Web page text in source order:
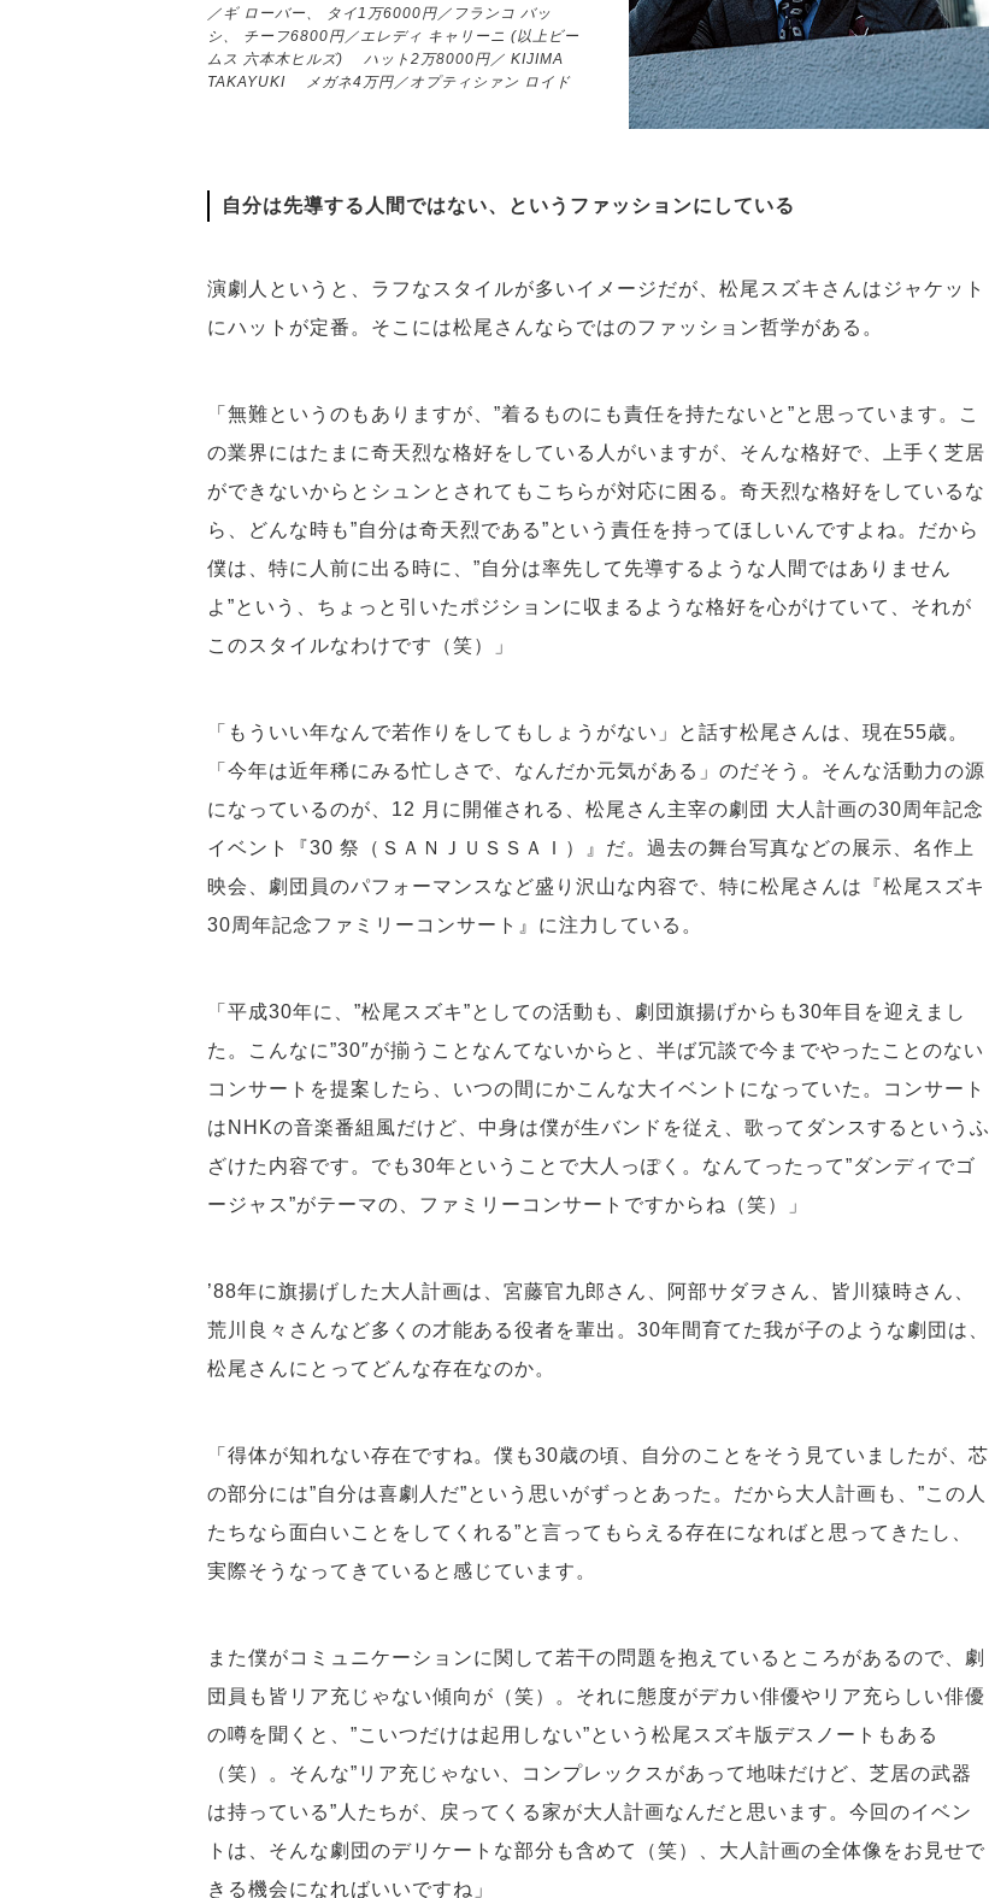
／ギ ローバー、 タイ1万6000円／フランコ バッ
シ、 チーフ6800円／エレディ キャリーニ (以上ビー
ムス 六本木ヒルズ) ハット2万8000円／ KIJIMA
TAKAYUKI メガネ4万円／オプティシァン ロイド
自分は先導する人間ではない、というファッションにしている
演劇人というと、ラフなスタイルが多いイメージだが、松尾スズキさんはジャケット
にハットが定番。そこには松尾さんならではのファッション哲学がある。
「無難というのもありますが、”着るものにも責任を持たないと”と思っています。こ
の業界にはたまに奇天烈な格好をしている人がいますが、そんな格好で、上手く芝居
ができないからとシュンとされてもこちらが対応に困る。奇天烈な格好をしているな
ら、どんな時も”自分は奇天烈である”という責任を持ってほしいんですよね。だから
僕は、特に人前に出る時に、”自分は率先して先導するような人間ではありません
よ”という、ちょっと引いたポジションに収まるような格好を心がけていて、それが
このスタイルなわけです（笑）」
「もういい年なんで若作りをしてもしょうがない」と話す松尾さんは、現在55歳。
「今年は近年稀にみる忙しさで、なんだか元気がある」のだそう。そんな活動力の源
になっているのが、12 月に開催される、松尾さん主宰の劇団 大人計画の30周年記念
イベント『30 祭（ＳＡＮＪＵＳＳＡＩ）』だ。過去の舞台写真などの展示、名作上
映会、劇団員のパフォーマンスなど盛り沢山な内容で、特に松尾さんは『松尾スズキ
30周年記念ファミリーコンサート』に注力している。
「平成30年に、”松尾スズキ”としての活動も、劇団旗揚げからも30年目を迎えまし
た。こんなに”30″が揃うことなんてないからと、半ば冗談で今までやったことのない
コンサートを提案したら、いつの間にかこんな大イベントになっていた。コンサート
はNHKの音楽番組風だけど、中身は僕が生バンドを従え、歌ってダンスするというふ
ざけた内容です。でも30年ということで大人っぽく。なんてったって”ダンディでゴ
ージャス”がテーマの、ファミリーコンサートですからね（笑）」
’88年に旗揚げした大人計画は、宮藤官九郎さん、阿部サダヲさん、皆川猿時さん、
荒川良々さんなど多くの才能ある役者を輩出。30年間育てた我が子のような劇団は、
松尾さんにとってどんな存在なのか。
「得体が知れない存在ですね。僕も30歳の頃、自分のことをそう見ていましたが、芯
の部分には”自分は喜劇人だ”という思いがずっとあった。だから大人計画も、”この人
たちなら面白いことをしてくれる”と言ってもらえる存在になればと思ってきたし、
実際そうなってきていると感じています。
また僕がコミュニケーションに関して若干の問題を抱えているところがあるので、劇
団員も皆リア充じゃない傾向が（笑）。それに態度がデカい俳優やリア充らしい俳優
の噂を聞くと、”こいつだけは起用しない”という松尾スズキ版デスノートもある
（笑）。そんな”リア充じゃない、コンプレックスがあって地味だけど、芝居の武器
は持っている”人たちが、戻ってくる家が大人計画なんだと思います。今回のイベン
トは、そんな劇団のデリケートな部分も含めて（笑）、大人計画の全体像をお見せで
きる機会になればいいですね」